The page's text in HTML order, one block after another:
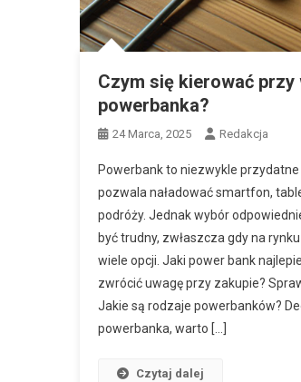
Czym się kierować przy
powerbanka?
24 Marca, 2025 Redakcja
Powerbank to niezwykle
pozwala naładować smartfon,
podróży. Jednak wybór
być trudny, zwłaszcza gdy na
wiele opcji. Jaki power bank
zwrócić uwagę przy zakupie?
Jakie są rodzaje powerbanków?
powerbanka, warto […]
Czytaj dalej